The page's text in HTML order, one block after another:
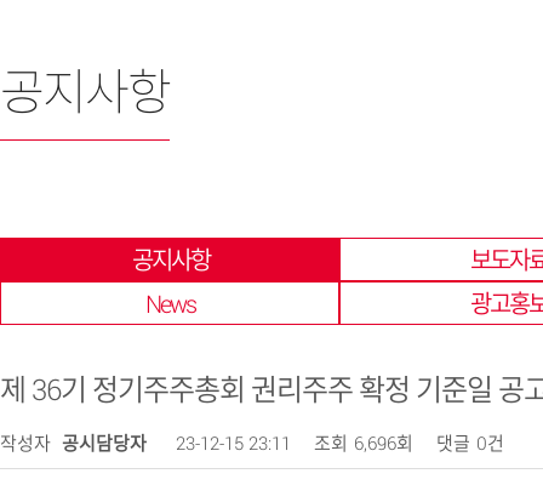
편리하게
한 곳에 모아 확인 할 수 있습니다.
공지사항
공지사항
보도자
News
광고홍
제 36기 정기주주총회 권리주주 확정 기준일 공
작성자 공시담당자 23-12-15 23:11 조회 6,696회 댓글 0건